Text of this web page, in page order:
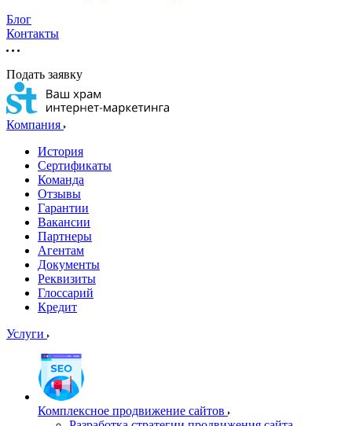
Блог
Контакты
Подать заявку
Компания
История
Сертификаты
Команда
Отзывы
Гарантии
Вакансии
Партнеры
Агентам
Документы
Реквизиты
Глоссарий
Кредит
Услуги
Комплексное продвижение сайтов